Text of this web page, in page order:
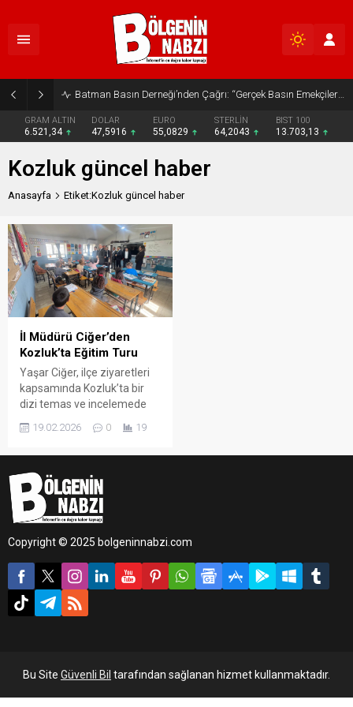
Batman Basın Derneği’nden Çağrı: “Gerçek Basın Emekçileri Desteklenmeli”
GRAM ALTIN
6.521,34
DOLAR
47,5916
EURO
55,0829
STERLİN
64,2043
BIST 100
13.703,13
Kozluk güncel haber
Anasayfa Etiket:Kozluk güncel haber
İl Müdürü Ciğer’den
Kozluk’ta Eğitim Turu
Yaşar Ciğer, ilçe ziyaretleri
kapsamında Kozluk’ta bir
dizi temas ve incelemede
ilçe milli eğitim müdürleri ve
programda, ilçedeki eğitim
faaliyetleri yerinde
değerlendirildi.
19.02.2026 0 19
Copyright © 2025 bolgeninnabzi.com
Bu Site Güvenli Bil tarafından sağlanan hizmet kullanmaktadır.